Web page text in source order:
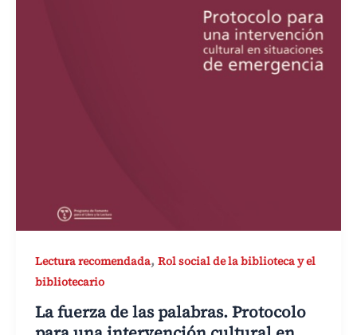
Lectura recomendada, Rol social de la biblioteca y el
bibliotecario
La fuerza de las palabras. Protocolo